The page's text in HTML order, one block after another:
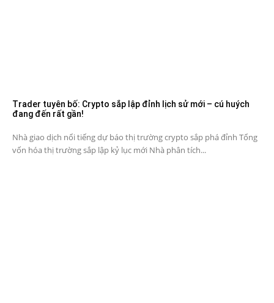
Trader tuyên bố: Crypto sắp lập đỉnh lịch sử mới – cú huých
đang đến rất gần!
Nhà giao dịch nổi tiếng dự báo thị trường crypto sắp phá đỉnh Tổng
vốn hóa thị trường sắp lập kỷ lục mới Nhà phân tích...